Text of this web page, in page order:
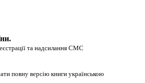
та надсилання СМС
повну версію книги українською